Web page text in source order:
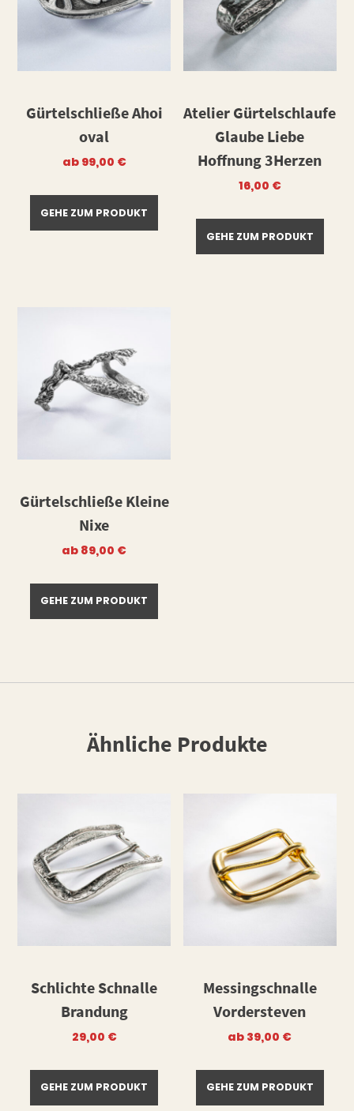
Gürtelschließe Ahoi
oval
ab 99,00 €
GEHE ZUM PRODUKT
Atelier Gürtelschlaufe
Glaube Liebe
Hoffnung 3Herzen
16,00 €
GEHE ZUM PRODUKT
Gürtelschließe Kleine
Nixe
ab 89,00 €
GEHE ZUM PRODUKT
Ähnliche Produkte
Schlichte Schnalle
Brandung
29,00 €
GEHE ZUM PRODUKT
Messingschnalle
Vordersteven
ab 39,00 €
GEHE ZUM PRODUKT